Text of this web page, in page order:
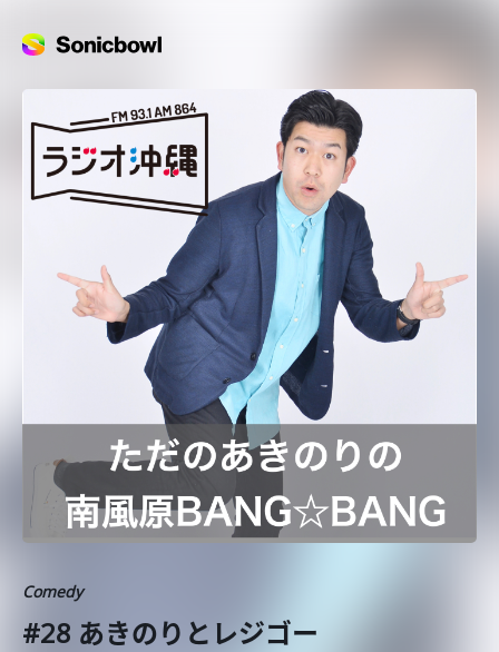
Comedy
#28 あきのりとレジゴー